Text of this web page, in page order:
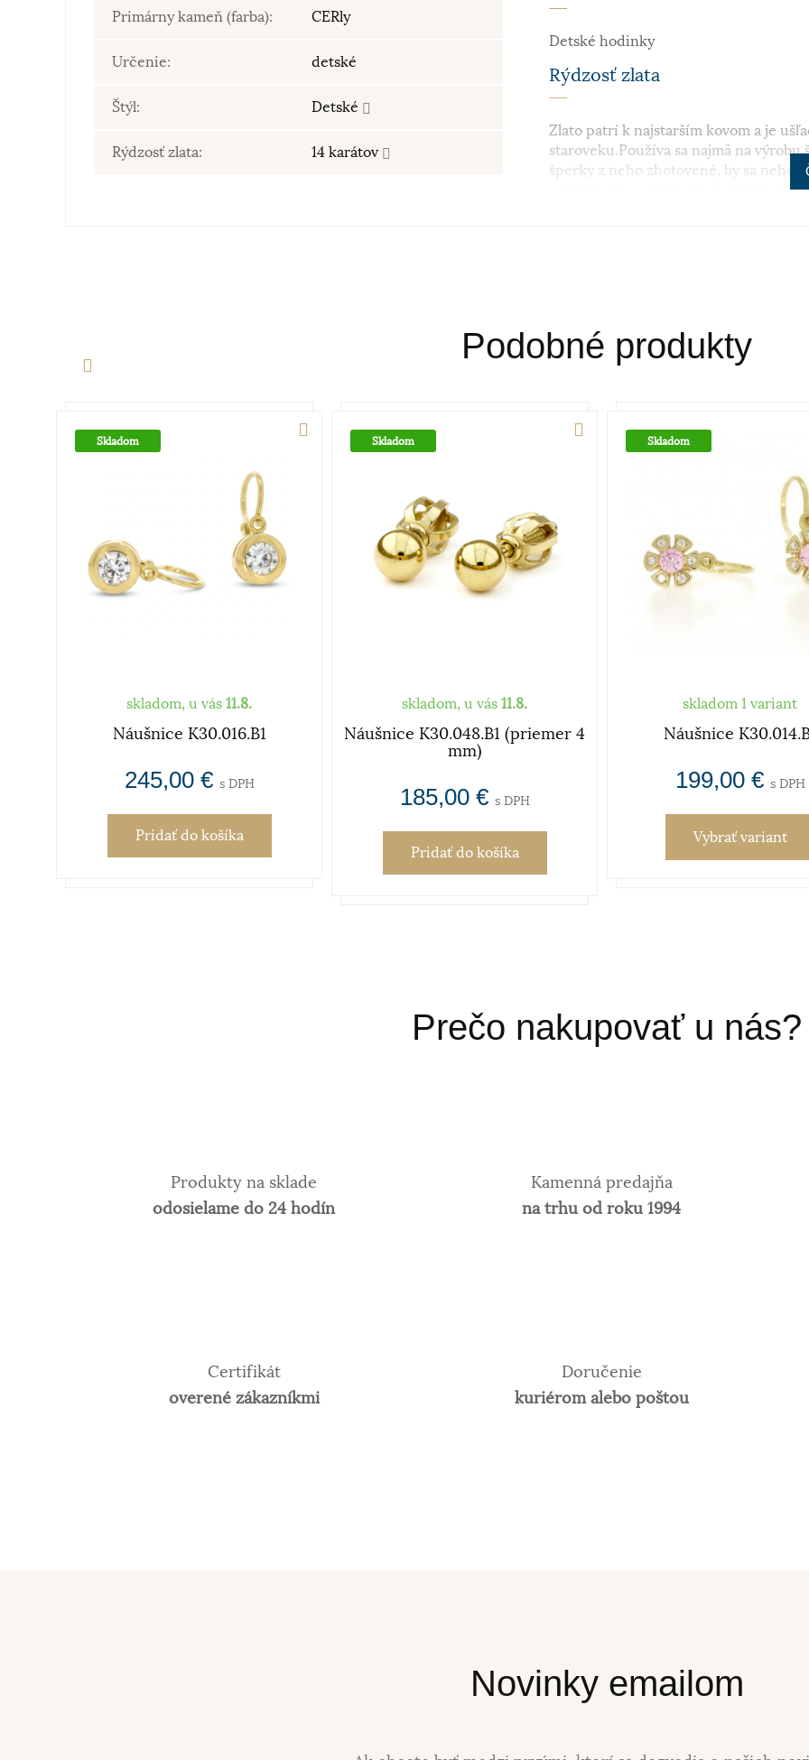
Primárny kameň (farba): CERly
Určenie: detské
Štýl: Detské
Rýdzosť zlata: 14 karátov
Detské hodinky
Rýdzosť zlata
Zlato patrí k najstarším kovom a je
staroveku.Používa sa najmä na
šperky z neho zhotovené, by sa
najmä na investičné účely. V
Podobné produkty
Skladom
skladom, u vás 11.8.
Náušnice K30.016.B1
245,00 € s DPH
Pridaťdo košíka
Skladom
skladom, u vás 11.8.
Náušnice K30.048.B1 (priemer 4
mm)
185,00 € s DPH
Pridaťdo košíka
Skladom
skladom 1 variant
Náušnice
199,00 € s DPH
Vybrať variant
Prečo nakupovať u nás?
Produkty na sklade
odosielame do 24 hodín
Kamenná predajňa
na trhu od roku 1994
Certifikát
overené zákazníkmi
Doručenie
kuriérom alebo poštou
Novinky emailom